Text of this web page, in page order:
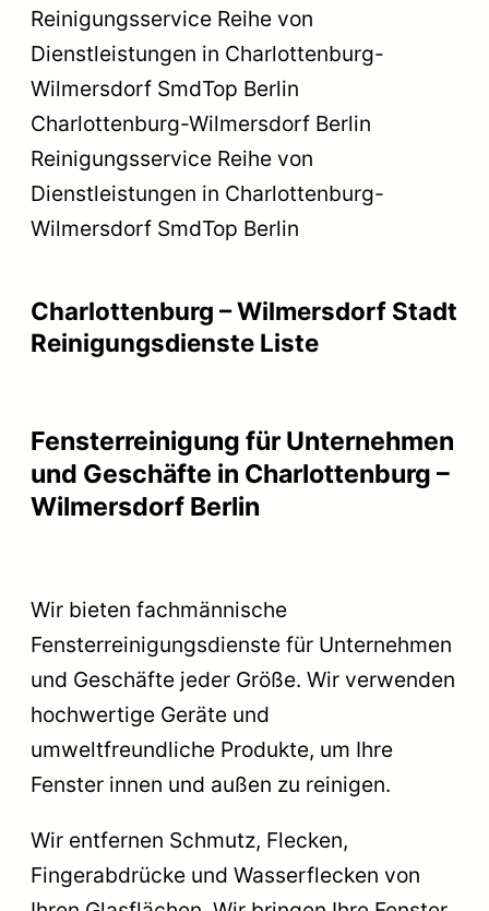
Charlottenburg-Wilmersdorf Berlin
Reinigungsservice Reihe von
Dienstleistungen in Charlottenburg-
Wilmersdorf SmdTop Berlin
Charlottenburg – Wilmersdorf Stadt
Reinigungsdienste Liste
Fensterreinigung für Unternehmen
und Geschäfte in Charlottenburg –
Wilmersdorf Berlin
Wir bieten fachmännische
Fensterreinigungsdienste für Unternehmen
und Geschäfte jeder Größe. Wir verwenden
hochwertige Geräte und
umweltfreundliche Produkte, um Ihre
Fenster innen und außen zu reinigen.
Wir entfernen Schmutz, Flecken,
Fingerabdrücke und Wasserflecken von